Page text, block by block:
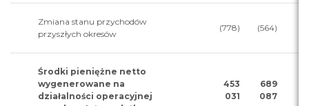
Zmiana stanu przychodów
przyszłych okresów
(778) (564)
Środki pieniężne netto
wygenerowane na
działalności operacyjnej
453
031
689
087